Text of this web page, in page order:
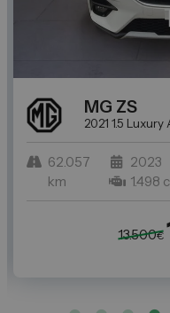
per Te da Spazio
MG ZS
2021 1.5 Luxury
62.057
km
2023
1.498
13.500€